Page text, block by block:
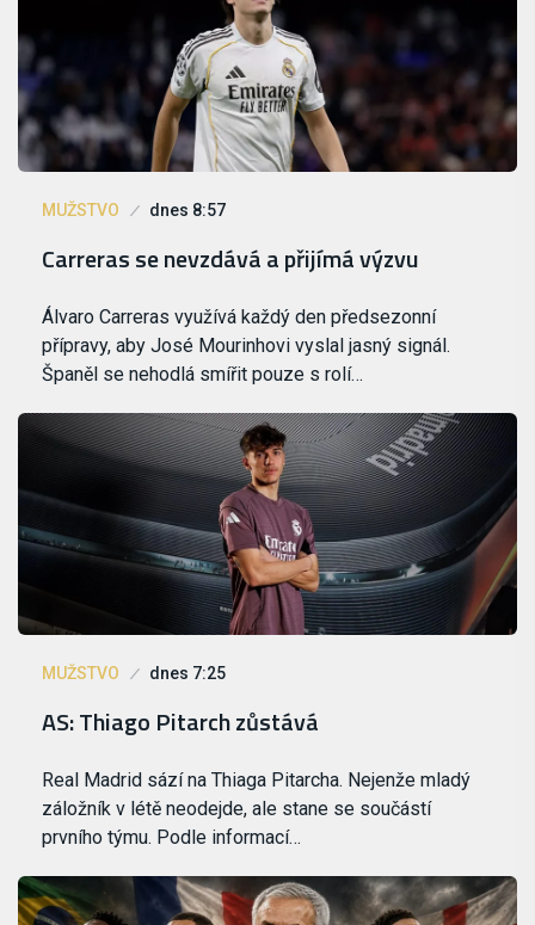
MUŽSTVO dnes 8:57
Carreras se nevzdává a přijímá výzvu
Álvaro Carreras využívá každý den předsezonní
přípravy, aby José Mourinhovi vyslal jasný signál.
Španěl se nehodlá smířit pouze s rolí…
MUŽSTVO dnes 7:25
AS: Thiago Pitarch zůstává
Real Madrid sází na Thiaga Pitarcha. Nejenže mladý
záložník v létě neodejde, ale stane se součástí
prvního týmu. Podle informací…